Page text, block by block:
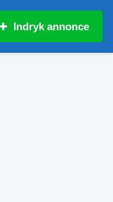
Indryk annonce